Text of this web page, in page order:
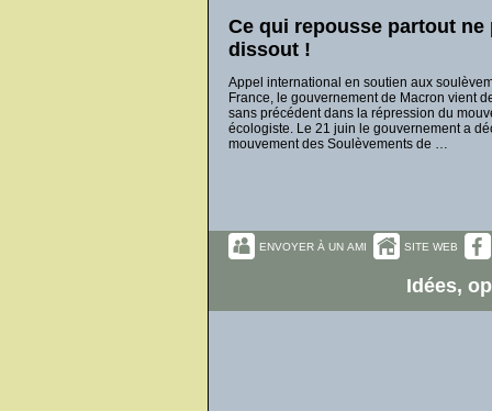
Ce qui repousse partout ne
dissout !
Appel international en soutien aux
France, le gouvernement de Macron vient
sans précédent dans la répression du
écologiste. Le 21 juin le gouvernement a
mouvement des Soulèvements de …
ENVOYER À UN AMI SITE WEB
Idées,